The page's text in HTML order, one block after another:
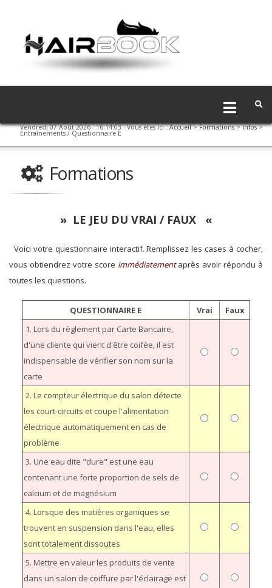
Vendredi 07 Août 2026 - 16:14:04- Vous êtes ici :Accueil>Formations>Infos>
Entraînements / Questionnaire E
Formations
» LE JEU DU VRAI / FAUX «
Voici votre questionnaire interactif. Remplissez les cases à cocher,
vous obtiendrez votre score immédiatementaprès avoir répondu à
toutes les questions.
QUESTIONNAIRE E Vrai
Faux
1. Lors du règlement par Carte Bancaire,
d'une cliente qui vient d'être coifée, il est
indispensable de vérifier son nom sur la
carte
2. Le compteur électrique du salon détecte
les court-circuits et coupe l'alimentation
électrique automatiquement en cas de
problème
3. Une eau dite "dure" est une eau
contenant une forte proportion de sels de
calcium et de magnésium
4. Lorsque des matières organiques se
trouvent en suspension dans l'eau, elles
sont totalement dissoutes
5. Mettre en valeur les produits de vente
dans un salon de coiffure par l'éclairage est